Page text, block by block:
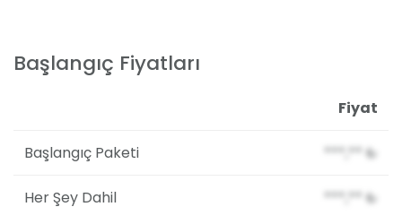
Başlangıç Fiyatları
Fiyat
Başlangıç Paketi ***,** ₺
Her Şey Dahil ***,** ₺